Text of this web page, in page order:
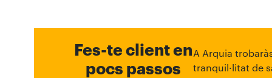
Fes-te client en
pocs passos
A Arquia
tranquil·litat de